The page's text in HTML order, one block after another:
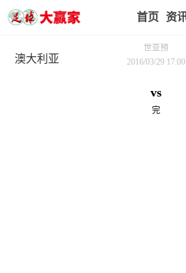
首页
世亚预
2016/03/29 17:00
vs
完
澳大利亚